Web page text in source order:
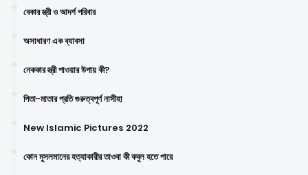
বেকার স্ত্রী ও আদর্শ পরিবার
অসাধারণ এক ব্যাবসা
নেককার স্ত্রী পাওয়ার উপায় কী?
পিতা-মাতার প্রতি গুরুত্বপূর্ণ নাসীহা
New Islamic Pictures 2022
কোন মুসলমানের হত্যাকারীর তাওবা কী কবুল হতে পারে